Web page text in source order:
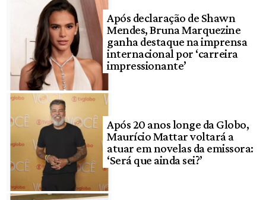
Após declaração de Shawn
Mendes, Bruna Marquezine
ganha destaque na imprensa
internacional por ‘carreira
impressionante’
Após 20 anos longe da Globo,
Maurício Mattar voltará a
atuar em novelas da emissora:
‘Será que ainda sei?’